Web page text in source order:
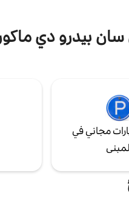
سان بيدرو دي
مجاني في